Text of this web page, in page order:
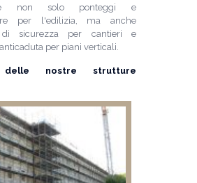
non solo ponteggi e
per l'edilizia, ma anche
di sicurezza per cantieri e
per piani verticali.
delle nostre strutture